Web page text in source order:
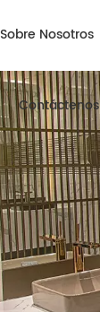
Sobre Nosotros
Contáctenos